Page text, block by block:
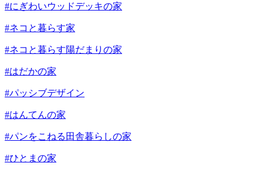
#にぎわいウッドデッキの家
#ネコと暮らす家
#ネコと暮らす陽だまりの家
#はだかの家
#パッシブデザイン
#はんてんの家
#パンをこねる田舎暮らしの家
#ひとまの家